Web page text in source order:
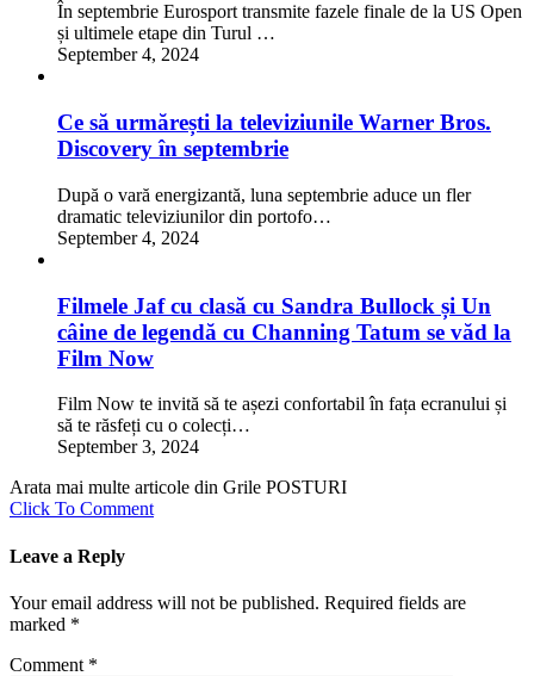
În septembrie Eurosport transmite fazele finale de la US Open
și ultimele etape din Turul …
September 4, 2024
Ce să urmărești la televiziunile Warner Bros.
Discovery în septembrie
După o vară energizantă, luna septembrie aduce un fler
dramatic televiziunilor din portofo…
September 4, 2024
Filmele Jaf cu clasă cu Sandra Bullock și Un
câine de legendă cu Channing Tatum se văd la
Film Now
Film Now te invită să te așezi confortabil în fața ecranului și
să te răsfeți cu o colecți…
September 3, 2024
Arata mai multe articole din Grile POSTURI
Click To Comment
Leave a Reply
Your email address will not be published. Required fields are
marked *
Comment *